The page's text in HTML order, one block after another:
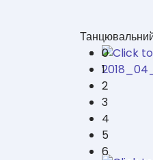
0
1
2
3
4
5
6